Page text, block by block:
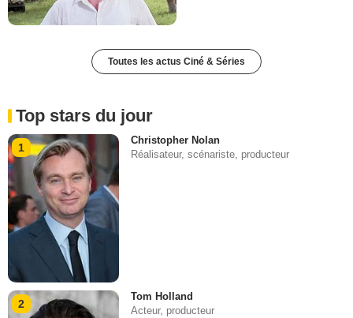
Toutes les actus Ciné & Séries
Top stars du jour
1
Christopher Nolan
Réalisateur, scénariste, producteur
2
Tom Holland
Acteur, producteur